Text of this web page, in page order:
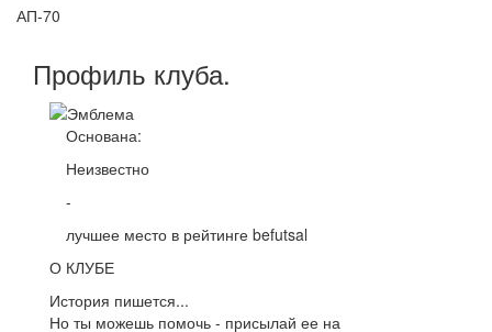
АП-70
Профиль клуба.
Основана:
Неизвестно
-
лучшее место в рейтинге befutsal
О КЛУБЕ
История пишется...
Но ты можешь помочь - присылай ее на